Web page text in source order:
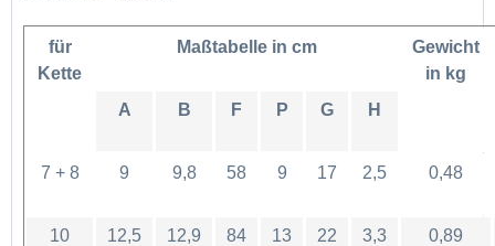
für
Kette
Maßtabelle in cm
Gewicht
in kg
A
B F P G H
7 + 8 9 9,8 58 9 17 2,5 0,48
10 12,5 12,9 84 13 22 3,3 0,89